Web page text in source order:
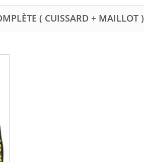
( CUISSARD + MAILLOT )